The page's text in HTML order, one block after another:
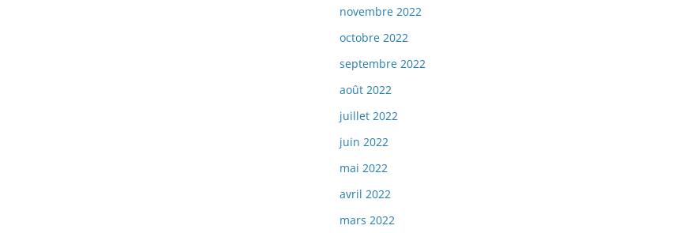
novembre 2022
octobre 2022
septembre 2022
août 2022
juillet 2022
juin 2022
mai 2022
avril 2022
mars 2022